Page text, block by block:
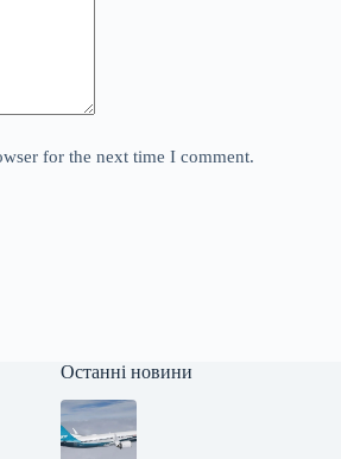
for the next time I comment.
Останні новини